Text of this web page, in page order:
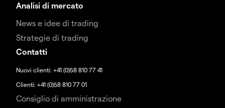
Analisi di mercato
News e idee di trading
Strategie di trading
Contatti
Nuovi clienti: +41 (0)58 810 77 41
Clienti: +41 (0)58 810 77 01
Consiglio di amministrazione